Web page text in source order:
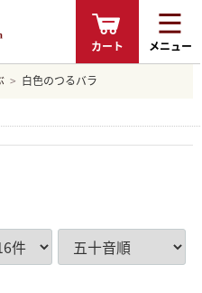
カート メニュー
白色のつるバラ